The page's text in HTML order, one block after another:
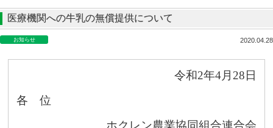
医療機関への牛乳の無償提供について
お知らせ 2020.04.28
令和2年4月 28日
各 位
ホクレン農業協同組合連合会